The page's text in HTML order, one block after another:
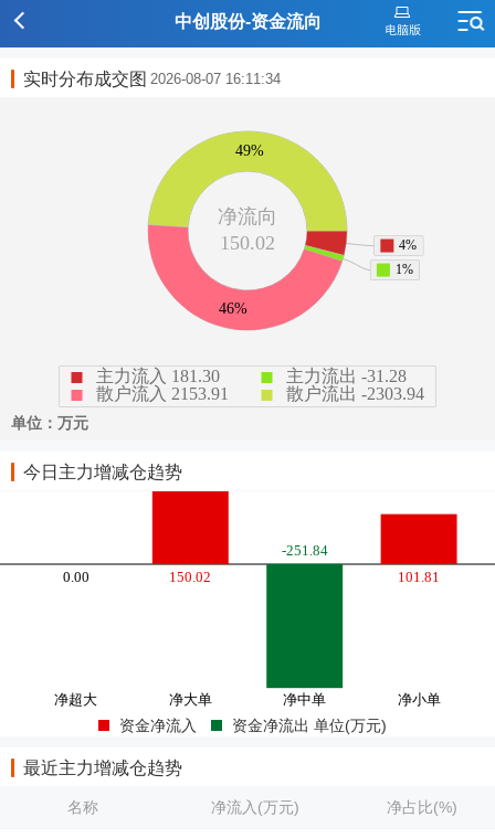
中创股份-资金流向
实时分布成交图 2026-08-07 16:11:34
今日主力增减仓趋势
资金净流入 资金净流出 单位(万元)
最近主力增减仓趋势
名称 净流入(万元) 净占比(%)